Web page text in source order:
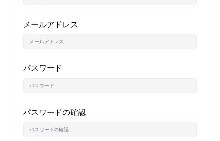
メールアドレス
パスワード
パスワードの確認